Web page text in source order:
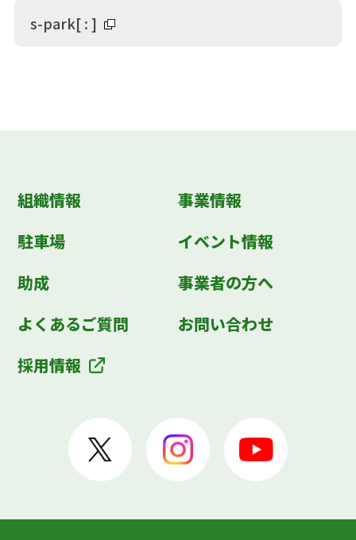
s-park[:]
組織情報
事業情報
駐車場
イベント情報
助成
事業者の方へ
よくあるご質問
お問い合わせ
採用情報